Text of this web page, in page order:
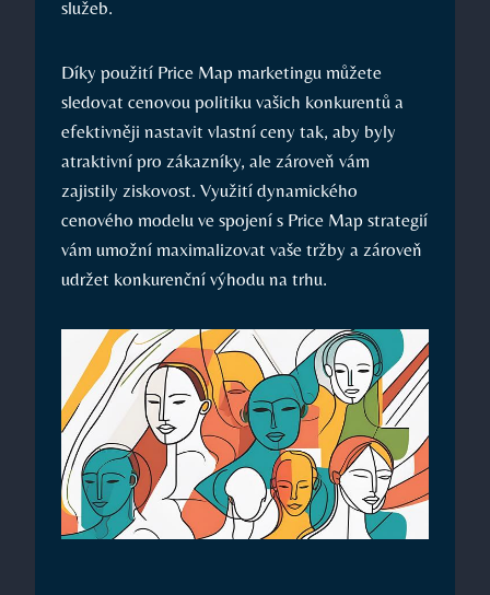
služeb.
Díky použití Price Map marketingu můžete
sledovat cenovou politiku vašich konkurentů a
efektivněji nastavit vlastní ceny tak, aby byly
atraktivní pro zákazníky, ale zároveň vám
zajistily ziskovost. Využití dynamického
cenového modelu ve spojení s Price Map strategií
vám umožní maximalizovat vaše tržby a zároveň
udržet konkurenční výhodu na trhu.